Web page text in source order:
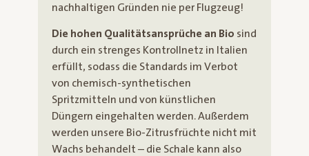
nachhaltigen Gründen nie per Flugzeug!
Die hohen Qualitätsansprüche an Bio sind
durch ein strenges Kontrollnetz in Italien
erfüllt, sodass die Standards im Verbot
von chemisch-synthetischen
Spritzmitteln und von künstlichen
Düngern eingehalten werden. Außerdem
werden unsere Bio-Zitrusfrüchte nicht mit
Wachs behandelt – die Schale kann also